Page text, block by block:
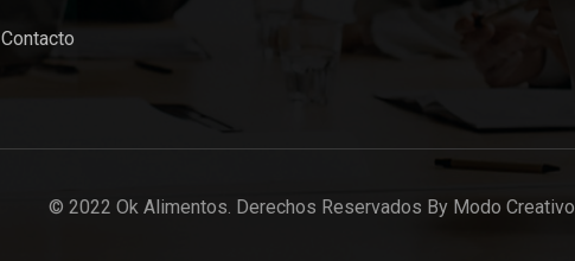
Contacto
© 2022 Ok Alimentos. Derechos Reservados By Modo Creativo